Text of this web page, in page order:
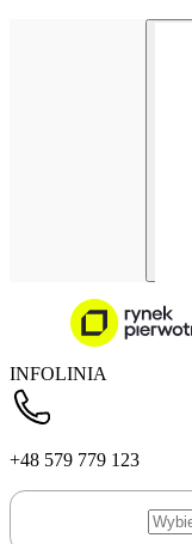
INFOLINIA
+48 579 779 123